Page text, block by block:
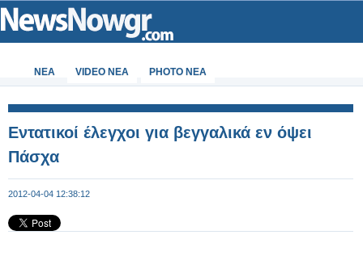
ΝΕΑ VIDEO NEA PHOTO NEA
Εντατικοί έλεγχοι για βεγγαλικά εν όψει
Πάσχα
2012-04-04 12:38:12